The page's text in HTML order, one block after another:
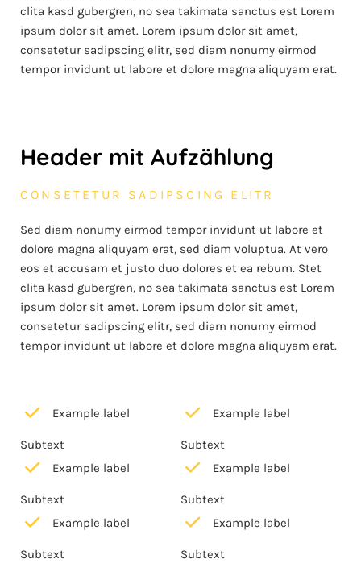
clita kasd gubergren, no sea takimata sanctus est Lorem
ipsum dolor sit amet. Lorem ipsum dolor sit amet,
consetetur sadipscing elitr, sed diam nonumy eirmod
tempor invidunt ut labore et dolore magna aliquyam erat.
Header mit Aufzählung
CONSETETUR SADIPSCING ELITR
Sed diam nonumy eirmod tempor invidunt ut labore et
dolore magna aliquyam erat, sed diam voluptua. At vero
eos et accusam et justo duo dolores et ea rebum. Stet
clita kasd gubergren, no sea takimata sanctus est Lorem
ipsum dolor sit amet. Lorem ipsum dolor sit amet,
consetetur sadipscing elitr, sed diam nonumy eirmod
tempor invidunt ut labore et dolore magna aliquyam erat.
Example label
Subtext
Example label
Subtext
Example label
Subtext
Example label
Subtext
Example label
Subtext
Example label
Subtext